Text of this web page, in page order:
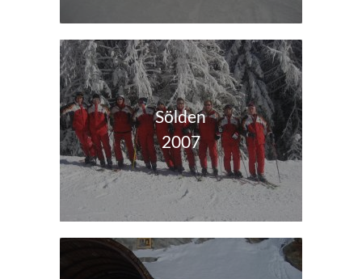
Sölden
2007